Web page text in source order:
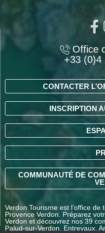
Office
+33 (0)4
CONTACTER
INSCRIPTION
COMMUNAUTÉ DE
Verdon Tourisme est l’office
Provence Verdon. Préparez
Verdon et découvrez nos 39
Palud-sur-Verdon, Entrevaux,